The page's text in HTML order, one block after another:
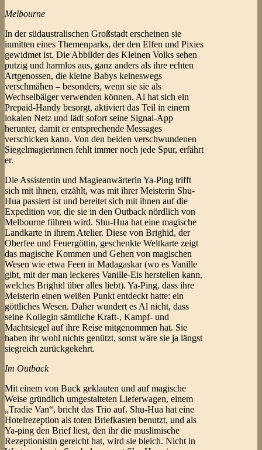
Melbourne
In der südaustralischen Großstadt erscheinen sie
inmitten eines Themenparks, der den Elfen und Pixies
gewidmet ist. Die Abbilder des Kleinen Volks sehen
putzig und harmlos aus, ganz anders als ihre echten
Artgenossen, die kleine Babys keineswegs
verschmähen – besonders, wenn sie sie als
Wechselbälger verwenden können. Al hat sich ein
Prepaid-Handy besorgt, aktiviert das Teil in einem
lokalen Netz und lädt sofort seine Signal-App
herunter, damit er entsprechende Messages
verschicken kann. Von den beiden verschwundenen
Siegelmagierinnen fehlt immer noch jede Spur, erfährt
er.
Die Assistentin und Magieanwärterin Ya-Ping trifft
sich mit ihnen, erzählt, was mit ihrer Meisterin Shu-
Hua passiert ist und bereitet sich mit ihnen auf die
Expedition vor, die sie in den Outback nördlich von
Melbourne führen wird. Shu-Hua hat eine magische
Landkarte in ihrem Atelier. Diese von Brighid, der
Oberfee und Feuergöttin, geschenkte Weltkarte zeigt
das magische Kommen und Gehen von magischen
Wesen wie etwa Feen in Madagaskar (wo es Vanille
gibt, mit der man leckeres Vanille-Eis herstellen kann,
welches Brighid über alles liebt). Ya-Ping, dass ihre
Meisterin einen weißen Punkt entdeckt hatte: ein
göttliches Wesen. Daher wundert es Al nicht, dass
seine Kollegin sämtliche Kraft-, Kampf- und
Machtsiegel auf ihre Reise mitgenommen hat. Sie
haben ihr wohl nichts genützt, sonst wäre sie ja längst
siegreich zurückgekehrt.
Im Outback
Mit einem von Buck geklauten und auf magische
Weise gründlich umgestalteten Lieferwagen, einem
„Tradie Van“, bricht das Trio auf. Shu-Hua hat eine
Hotelrezeption als toten Briefkasten benutzt, und als
Ya-ping den Brief liest, den ihr die muslimische
Rezeptionistin gereicht hat, wird sie bleich. Nicht in